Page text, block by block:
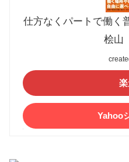
仕方なくパートで働く
桧山
Yahoo